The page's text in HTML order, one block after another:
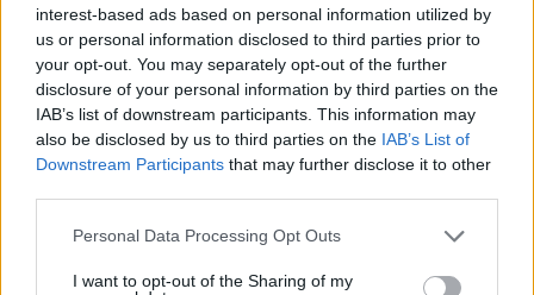
interest-based ads based on personal information utilized by
us or personal information disclosed to third parties prior to
your opt-out. You may separately opt-out of the further
disclosure of your personal information by third parties on the
IAB’s list of downstream participants. This information may
also be disclosed by us to third parties on the IAB’s List of
Downstream Participants that may further disclose it to other
Please note that this website/app uses one or more Google
not limited to your visit or usage behaviour. You may click to
Personal Data Processing Opt Outs
I want to opt-out of the Sharing of my
όσους αποχωρούν»